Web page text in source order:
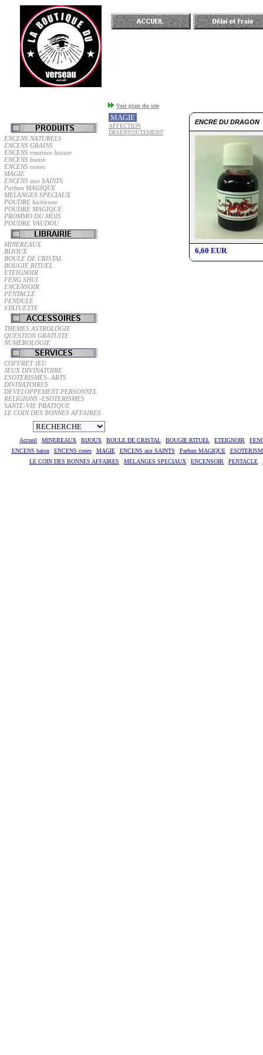
ENCENS NATURELS
ENCENS GRAINS
ENCENS creation louxor
ENCENS baton
ENCENS cones
MAGIE
ENCENS aux SAINTS
Parfum MAGIQUE
MELANGES SPECIAUX
POUDRE haitienne
POUDRE MAGIQUE
PROMMO DU MOIS
POUDRE VAUDOU
MINEREAUX
BIJOUX
BOULE DE CRISTAL
BOUGIE RITUEL
ETEIGNOIR
FENG SHUI
ENCENSOIR
PENTACLE
PENDULE
STATUETTE
THEMES ASTROLOGIE
QUESTION GRATUITE
NUMEROLOGIE
COFFRET JEU
JEUX DIVINATOIRE
ESOTERISMES- ARTS
DIVINATOIRES
DEVELOPPEMENT PERSONNEL
RELIGIONS -ESOTERISMES
SANTE-VIE PRATIQUE
LE COIN DES BONNES AFFAIRES
Voir plan du site
MAGIE
AFFECTION
DESENVOUTEMENT
ENCRE DU DRAGON
6,60 EUR
Accueil MINEREAUX BIJOUX BOULE DE CRISTAL BOUGIE RITUEL ETEIGNOIR
ENCENS baton
ENCENS cones MAGIE ENCENS aux SAINTS Parfum MAGIQUE
LE COIN DES BONNES AFFAIRES
MELANGES SPECIAUX ENCENSOIR PENTACLE